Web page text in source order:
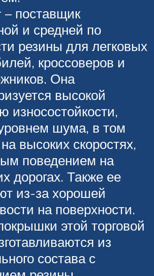
поставщик
и средней по
резины для легковых
кроссоверов и
Она
высокой
износостойкости,
шума, в том
высоких скоростях,
поведением на
дорогах. Также ее
из-за хорошей
на поверхности.
этой торговой
из
состава с